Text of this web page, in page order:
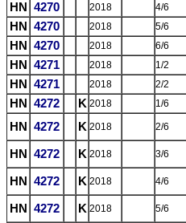
HN 4270 2018 4/6
HN 4270 2018 5/6
HN 4270 2018 6/6
HN 4271 2018 1/2
HN 4271 2018 2/2
HN 4272 K 2018 1/6
HN 4272 K 2018 2/6
HN 4272 K 2018 3/6
HN 4272 K 2018 4/6
HN 4272 K 2018 5/6